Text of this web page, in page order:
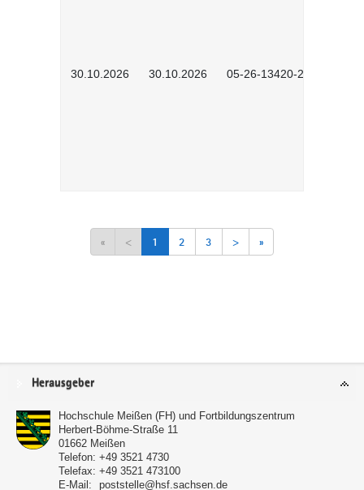
30.10.2026 30.10.2026 05-26-13420-2601
« < 1 2 3 > »
Service
Herausgeber
Hochschule Meißen (FH) und Fortbildungszentrum
Herbert-Böhme-Straße 11
01662 Meißen
Telefon: +49 3521 4730
Telefax: +49 3521 473100
E-Mail:
poststelle@hsf.sachsen.de